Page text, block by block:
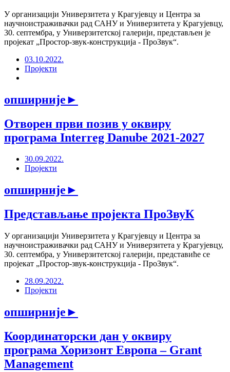
У организацији Универзитета у Крагујевцу и Центра за
научноистраживачки рад САНУ и Универзитета у Крагујевцу,
30. септембра, у Универзитетској галерији, представљен је
пројекат „Простор-звук-конструкција - ПроЗвук“.
03.10.2022.
Пројекти
опширније►
Отворен први позив у оквиру
програма Interreg Danube 2021-2027
30.09.2022.
Пројекти
опширније►
Представљање пројекта ПроЗвуК
У организацији Универзитета у Крагујевцу и Центра за
научноистраживачки рад САНУ и Универзитета у Крагујевцу,
30. септембра, у Универзитетској галерији, представиће се
пројекат „Простор-звук-конструкција - ПроЗвук“.
28.09.2022.
Пројекти
опширније►
Координаторски дан у оквиру
програма Хоризонт Европа – Grant
Management